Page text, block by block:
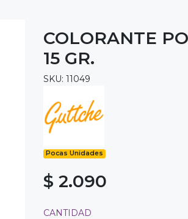
COLORANTE
15 GR.
SKU: 11049
Pocas Unidades
$ 2.090
CANTIDAD